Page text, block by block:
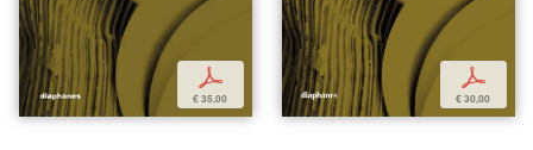
p
€ 35,00
p
€ 30,00